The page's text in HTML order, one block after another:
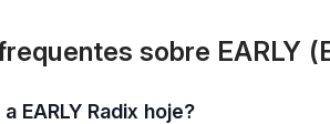
sobre EARLY
a EARLY Radix hoje?